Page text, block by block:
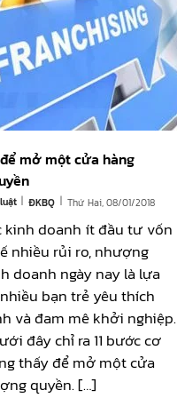
mở một cửa hàng
| ĐKBQ | Thứ Hai, 08/01/2018
kinh doanh ít đầu tư vốn
nhiều rủi ro, nhượng
doanh ngày nay là lựa
bạn trẻ yêu thích
và đam mê khởi nghiệp.
đây chỉ ra 11 bước cơ
thấy để mở một cửa
quyền. […]